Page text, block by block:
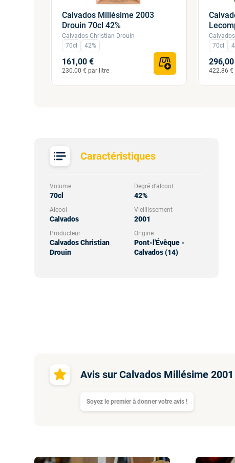
Calvados Millésime 2003
Drouin 70cl 42%
Calvados Christian Drouin
70cl
42%
161,00 €
230.00 € par litre
70cl
422.86 €
Caractéristiques
Volume
70cl
Degré d'alcool
42%
Alcool
Calvados
Vieillissement
2001
Producteur
Calvados Christian
Drouin
Origine
Pont-l'Évêque -
Calvados (14)
Avis sur Calvados Millésime
Soyez le premier à donner votre avis !